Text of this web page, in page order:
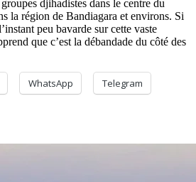
mieux
équipée,
monte
en
djihadistes dans le centre du
la région de Bandiagara et environs. Si
peu bavarde sur cette vaste
que c’est la débandade du côté des
WhatsApp Telegram